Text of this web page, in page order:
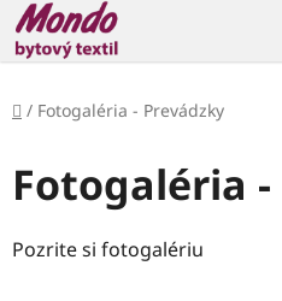
Prejsť
na
obsah
Domov
/ Fotogaléria - Prevádzky
Fotogaléria
Pozrite si fotogalériu